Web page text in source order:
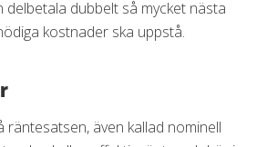
delbetala dubbelt så mycket nästa
kostnader ska uppstå.
räntesatsen, även kallad nominell